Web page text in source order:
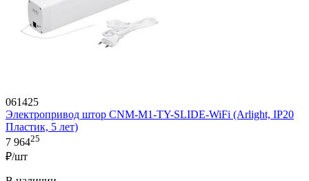
061425
Электропривод штор CNM-M1-TY-SLIDE-WiFi (Arlight, IP20
Пластик, 5 лет)
7 96425
₽/шт